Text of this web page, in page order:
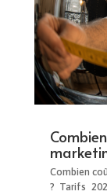
Combien
? Tarifs